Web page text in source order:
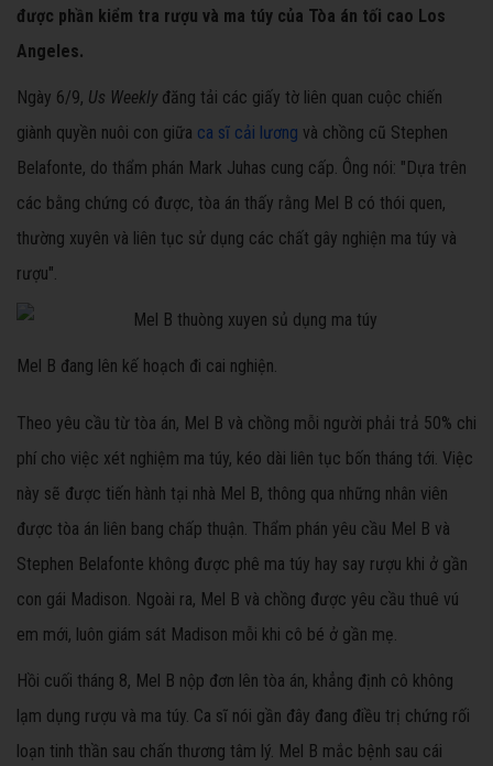
được phần kiểm tra rượu và ma túy của Tòa án tối cao Los
Angeles.
Ngày 6/9, Us Weeklyđăng tải các giấy tờ liên quan cuộc chiến
giành quyền nuôi con giữa ca sĩ cải lương và chồng cũ Stephen
Belafonte, do thẩm phán Mark Juhas cung cấp. Ông nói: "Dựa trên
các bằng chứng có được, tòa án thấy rằng Mel B có thói quen,
thường xuyên và liên tục sử dụng các chất gây nghiện ma túy và
rượu".
Mel B đang lên kế hoạch đi cai nghiện.
Theo yêu cầu từ tòa án, Mel B và chồng mỗi người phải trả 50% chi
phí cho việc xét nghiệm ma túy, kéo dài liên tục bốn tháng tới. Việc
này sẽ được tiến hành tại nhà Mel B, thông qua những nhân viên
được tòa án liên bang chấp thuận. Thẩm phán yêu cầu Mel B và
Stephen Belafonte không được phê ma túy hay say rượu khi ở gần
con gái Madison. Ngoài ra, Mel B và chồng được yêu cầu thuê vú
em mới, luôn giám sát Madison mỗi khi cô bé ở gần mẹ.
Hồi cuối tháng 8, Mel B nộp đơn lên tòa án, khẳng định cô không
lạm dụng rượu và ma túy. Ca sĩ nói gần đây đang điều trị chứng rối
loạn tinh thần sau chấn thương tâm lý. Mel B mắc bệnh sau cái